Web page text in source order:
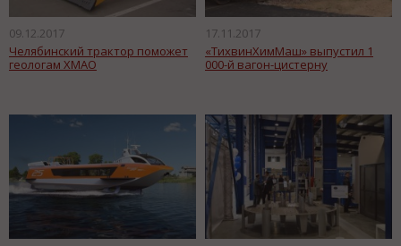
09.12.2017
Челябинский трактор поможет
геологам ХМАО
17.11.2017
«ТихвинХимМаш» выпустил 1
000-й вагон-цистерну